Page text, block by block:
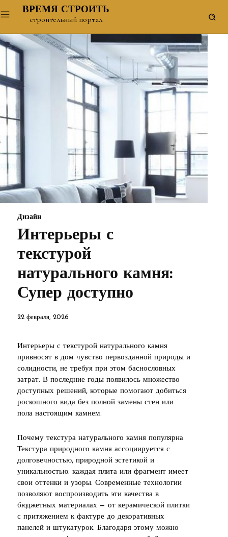
ВРЕМЯ СТРОИТЬ
строительный портал
Дизайн
Интерьеры с
текстурой
натурального камня:
Супер доступно
22 февраля, 2026
Интерьеры с текстурой натурального камня
привносят в дом чувство первозданной природы и
солидности, не требуя при этом баснословных
затрат. В последние годы появилось множество
доступных решений, которые помогают добиться
роскошного вида без полной замены стен или
пола настоящим камнем.
Почему текстура натурального камня популярна
Текстура природного камня ассоциируется с
долговечностью, природной эстетикой и
уникальностью: каждая плита или фрагмент имеет
свои оттенки и узоры. Современные технологии
позволяют воспроизводить эти качества в
бюджетных материалах — от керамической плитки
с притяжением к фактуре до декоративных
панелей и штукатурок. Благодаря этому можно